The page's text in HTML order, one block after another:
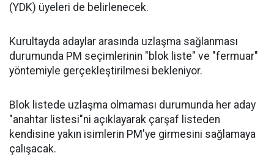
(YDK) üyeleri de belirlenecek.
Kurultayda adaylar arasında uzlaşma sağlanması
durumunda PM seçimlerinin "blok liste" ve "fermuar"
yöntemiyle gerçekleştirilmesi bekleniyor.
Blok listede uzlaşma olmaması durumunda her aday
"anahtar listesi"ni açıklayarak çarşaf listeden
kendisine yakın isimlerin PM'ye girmesini sağlamaya
çalışacak.